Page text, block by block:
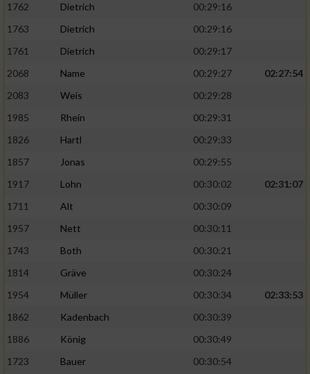
1762
Dietrich
00:29:16
1763
Dietrich
00:29:16
1761
Dietrich
00:29:17
2068
Name 00:29:27
02:27:54
2083
Weis
00:29:28
1985
Rhein
00:29:31
1826
Hartl
00:29:33
1857
Jonas
00:29:55
1917
Lohn 00:30:02
02:31:07
1711
Alt
00:30:09
1957
Nett
00:30:11
1743
Both
00:30:21
1814
Gräve
00:30:24
1954
Müller 00:30:34
02:33:53
1862
Kadenbach
00:30:39
1886
König
00:30:49
1723
Bauer
00:30:54